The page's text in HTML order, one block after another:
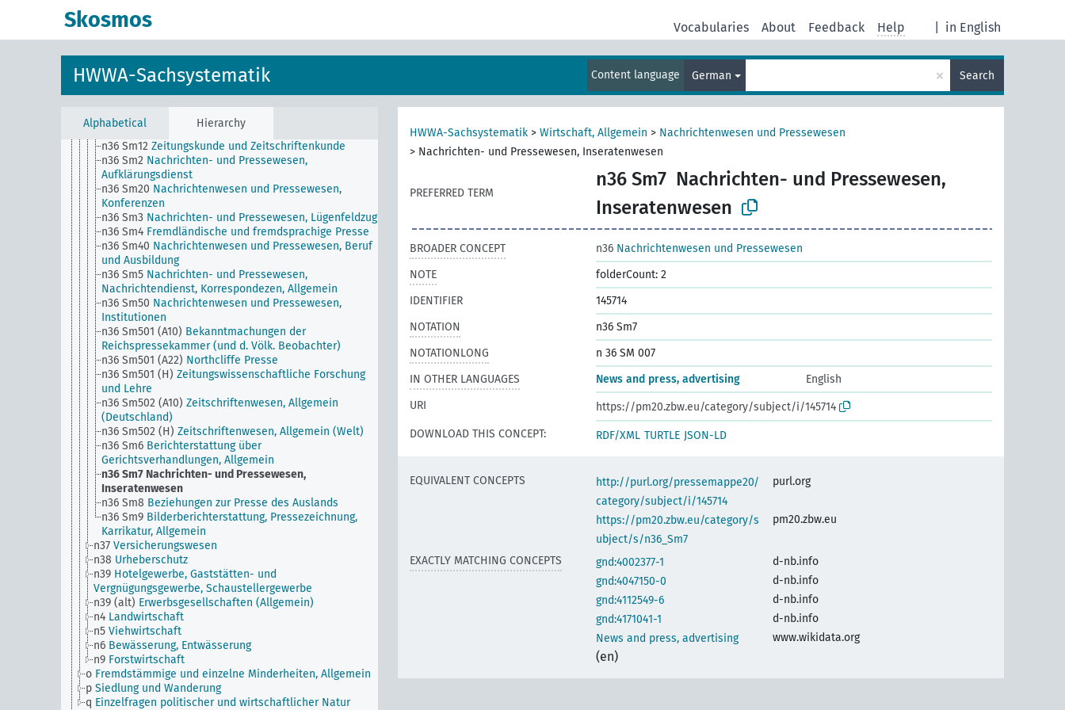
Skosmos in English
Vocabularies About Feedback Help
HWWA-Sachsystematik Content language German × Search
Alphabetical Hierarchy
n30 Eisenbahnwesen
n34 Postwesen, Telegraphenwesen und
n36 Nachrichtenwesen und Pressewesen
Beschränkung der Pressefreiheit, Zensur
n36 Sm12 Zeitungskunde und Zeitschriftenkunde
n36 Sm2 Nachrichten- und Pressewesen,
Aufklärungsdienst
n36 Sm20 Nachrichtenwesen und Pressewesen,
Konferenzen
n36 Sm3 Nachrichten- und Pressewesen, Lügenfeldzug
n36 Sm4 Fremdländische und fremdsprachige Presse
n36 Sm40 Nachrichtenwesen und Pressewesen, Beruf
und Ausbildung
n36 Sm5 Nachrichten- und Pressewesen,
Nachrichtendienst, Korrespondezen, Allgemein
n36 Sm50 Nachrichtenwesen und Pressewesen,
Institutionen
n36 Sm501 (A10) Bekanntmachungen der
Reichspressekammer (und d. Völk. Beobachter)
n36 Sm501 (A22) Northcliffe Presse
n36 Sm501 (H) Zeitungswissenschaftliche Forschung
und Lehre
n36 Sm502 (A10) Zeitschriftenwesen, Allgemein
(Deutschland)
n36 Sm502 (H) Zeitschriftenwesen, Allgemein (Welt)
n36 Sm6 Berichterstattung über
Gerichtsverhandlungen, Allgemein
n36 Sm7 Nachrichten- und Pressewesen,
Inseratenwesen
n36 Sm8 Beziehungen zur Presse des Auslands
n36 Sm9 Bilderberichterstattung, Pressezeichnung,
Karrikatur, Allgemein
n37 Versicherungswesen
n38 Urheberschutz
n39 Hotelgewerbe, Gaststätten- und
Vergnügungsgewerbe, Schaustellergewerbe
n39 (alt) Erwerbsgesellschaften (Allgemein)
n4 Landwirtschaft
n5 Viehwirtschaft
n6 Bewässerung, Entwässerung
n9 Forstwirtschaft
o Fremdstämmige und einzelne Minderheiten, Allgemein
p Siedlung und Wanderung
q Einzelfragen politischer und wirtschaftlicher Natur
HWWA-Sachsystematik > Wirtschaft, Allgemein > Nachrichtenwesen und Pressewesen
> Nachrichten- und Pressewesen, Inseratenwesen
PREFERRED TERM
n36 Sm7 Nachrichten- und Pressewesen,
Inseratenwesen
BROADER CONCEPT n36 Nachrichtenwesen und Pressewesen
NOTE
folderCount: 2
IDENTIFIER
145714
NOTATION
n36 Sm7
NOTATIONLONG
n 36 SM 007
IN OTHER LANGUAGES
News and press, advertising
English
URI
https://pm20.zbw.eu/category/subject/i/145714
DOWNLOAD THIS CONCEPT:
RDF/XML TURTLE JSON-LD
EQUIVALENT CONCEPTS
http://purl.org/pressemappe20/
category/subject/i/145714
purl.org
https://pm20.zbw.eu/category/s
ubject/s/n36_Sm7
pm20.zbw.eu
EXACTLY MATCHING CONCEPTS gnd:4002377-1
d-nb.info
gnd:4047150-0
d-nb.info
gnd:4112549-6
d-nb.info
gnd:4171041-1
d-nb.info
News and press, advertising
(en)
www.wikidata.org